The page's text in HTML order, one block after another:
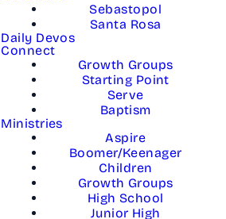
Sebastopol
Santa Rosa
Daily Devos
Connect
Growth Groups
Starting Point
Serve
Baptism
Ministries
Aspire
Boomer/Keenager
Children
Growth Groups
High School
Junior High